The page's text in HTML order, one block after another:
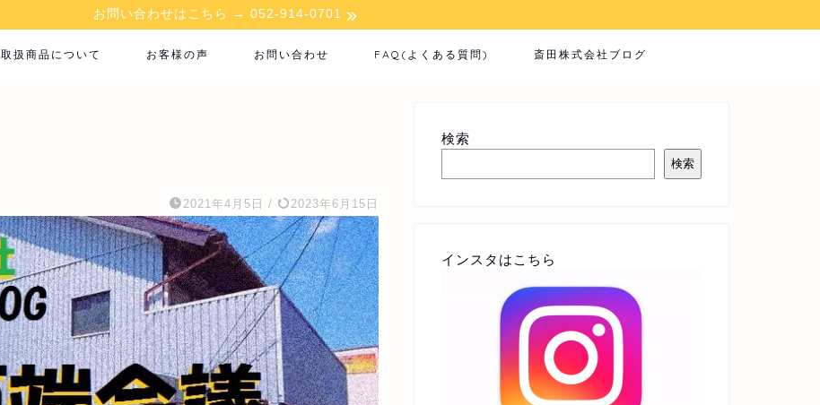
お問い合わせはこちら → 052-914-0701
取扱商品について お客様の声 お問い合わせ FAQ(よくある質問) 斎田株式会社ブログ
2021年4月5日 / 2023年6月15日
検索
検索
インスタはこちら